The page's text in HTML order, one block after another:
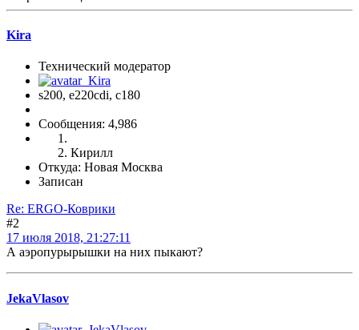
Kira
Технический модератор
s200, е220cdi, с180
Сообщения: 4,986
Кирилл
Откуда: Новая Москва
Записан
Re: ERGO-Коврики
#2
17 июля 2018, 21:27:11
А аэропурырышки на них пыкают?
JekaVlasov